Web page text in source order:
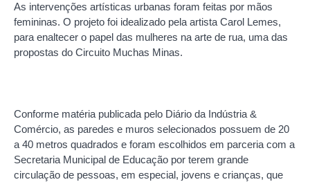
As intervenções artísticas urbanas foram feitas por mãos
femininas. O projeto foi idealizado pela artista Carol Lemes,
para enaltecer o papel das mulheres na arte de rua, uma das
propostas do Circuito Muchas Minas.
Conforme matéria publicada pelo Diário da Indústria &
Comércio, as paredes e muros selecionados possuem de 20
a 40 metros quadrados e foram escolhidos em parceria com a
Secretaria Municipal de Educação por terem grande
circulação de pessoas, em especial, jovens e crianças, que